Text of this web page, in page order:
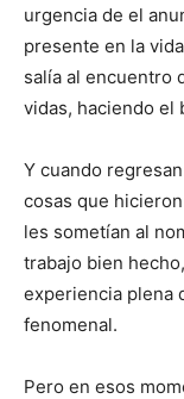
urgencia de el
presente en la
salía al encuentro
vidas, haciendo el
Y cuando
cosas que
les sometían al
trabajo bien
experiencia plena
fenomenal.
Pero en esos